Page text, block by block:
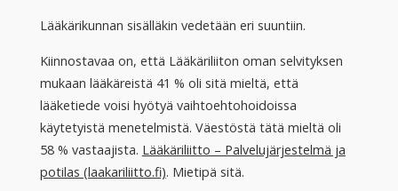
Lääkärikunnan sisälläkin vedetään eri suuntiin.
Kiinnostavaa on, että Lääkäriliiton oman selvityksen
mukaan lääkäreistä 41 % oli sitä mieltä, että
lääketiede voisi hyötyä vaihtoehtohoidoissa
käytetyistä menetelmistä. Väestöstä tätä mieltä oli
58 % vastaajista. Lääkäriliitto – Palvelujärjestelmä ja
potilas (laakariliitto.fi). Mietipä sitä.